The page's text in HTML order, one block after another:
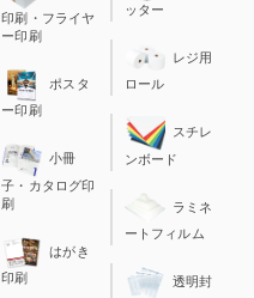
印刷・フライヤ
ー印刷
ポスタ
ー印刷
小冊
子・カタログ印
刷
はがき
印刷
ッター
レジ用
ロール
スチレ
ンボード
ラミネ
ートフィルム
透明封